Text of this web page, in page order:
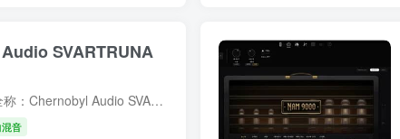
SVARTRUNA
简介 一、资源基础完整信息 产品全称：Chernobyl Audio SVARTRUNA 出品厂商：Oracle Sound（Chernobyl Audio） 插件格式：VST3 适配平台：Windows（WiN） 插件类型：重型电子 / 金属综合音色合...
音